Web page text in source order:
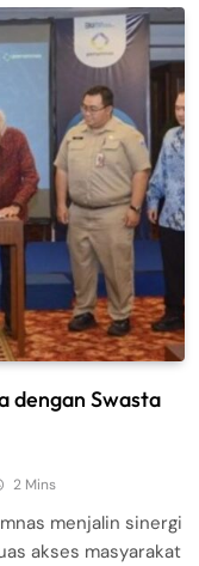
dengan Swasta
2 Mins
menjalin sinergi
akses masyarakat